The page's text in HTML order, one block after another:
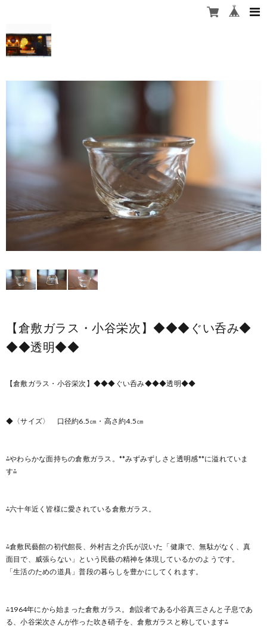
【倉敷ガラス・小谷栄次】◆◆◆ぐい呑み◆
◆◆透明◆◆
【倉敷ガラス・小谷栄次】◆◆◆ぐい呑み◆◆◆透明◆◆
◆〈サイズ〉 口径約6.5㎝・高さ約4.5㎝
⁂やわらかな面持ちの倉敷ガラス。**みずみずしさと透明感**に溢れていま
す⁂
⁂六十年近く皆様に愛されている倉敷ガラス。
⁂倉敷民藝館の初代館長、外村吉之介氏が説いた「健康で、無駄がなく、真
面目で、威張らない」という民藝の精神を体現しているかのようです。
「生活のための道具」普段の暮らしを豊かにしてくれます。
⁂1964年にから始まった倉敷ガラス。創設者である小谷真三さんと子息であ
る、小谷栄次さんが作った吹き硝子を、倉敷ガラスと称しています⁂